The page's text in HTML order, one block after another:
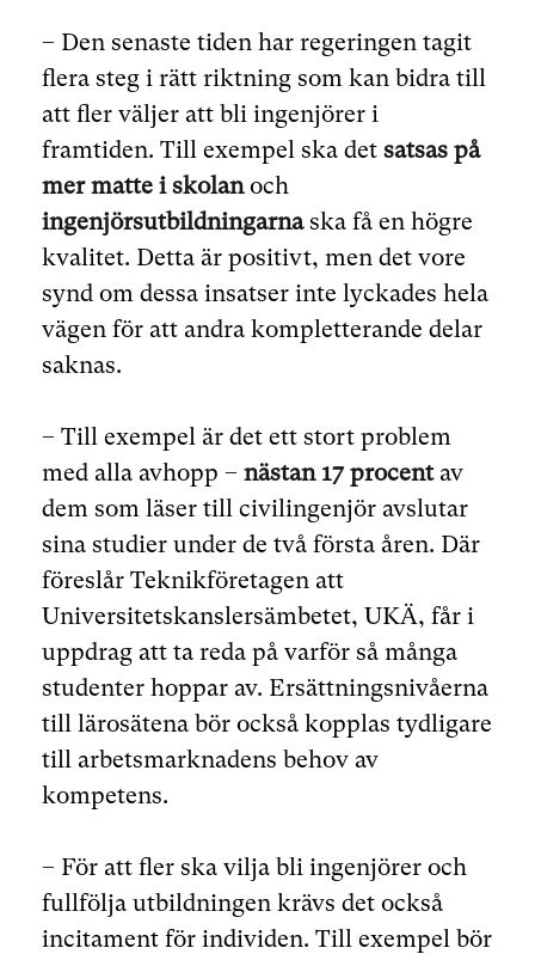
– Den senaste tiden har regeringen tagit
flera steg i rätt riktning som kan bidra till
att fler väljer att bli ingenjörer i
framtiden. Till exempel ska det satsas på
mer matte i skolanoch
ingenjörsutbildningarnaska få en högre
kvalitet. Detta är positivt, men det vore
synd om dessa insatser inte lyckades hela
vägen för att andra kompletterande delar
saknas.
– Till exempel är det ett stort problem
med alla avhopp – nästan 17 procentav
dem som läser till civilingenjör avslutar
sina studier under de två första åren. Där
föreslår Teknikföretagen att
Universitetskanslersämbetet, UKÄ, får i
uppdrag att ta reda på varför så många
studenter hoppar av. Ersättningsnivåerna
till lärosätena bör också kopplas tydligare
till arbetsmarknadens behov av
kompetens.
– För att fler ska vilja bli ingenjörer och
fullfölja utbildningen krävs det också
incitament för individen. Till exempel bör